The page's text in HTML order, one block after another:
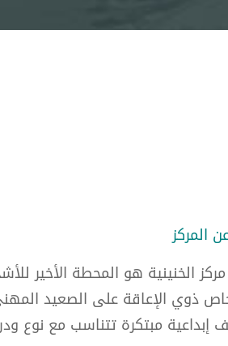
المركز
مركز الخنينية هو المحطة الأخير
ذوي الإعاقة على الصعيد
إبداعية مبتكرة تتناسب مع نوع